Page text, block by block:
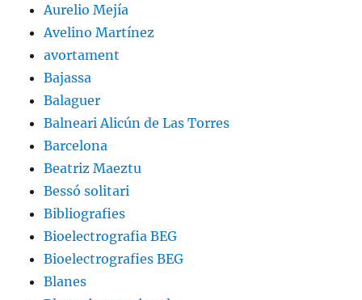
Aurelio Mejía
Avelino Martínez
avortament
Bajassa
Balaguer
Balneari Alicún de Las Torres
Barcelona
Beatriz Maeztu
Bessó solitari
Bibliografies
Bioelectrografia BEG
Bioelectrografies BEG
Blanes